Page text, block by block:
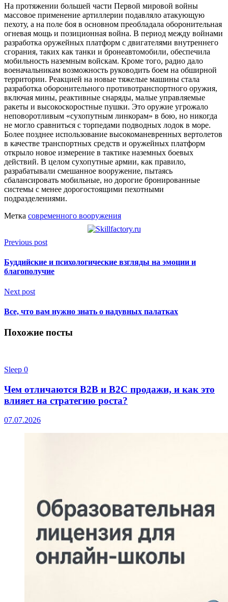
На протяжении большей части Первой мировой войны
массовое применение артиллерии подавляло атакующую
пехоту, а на поле боя в основном преобладала оборонительная
огневая мощь и позиционная война. В период между войнами
разработка оружейных платформ с двигателями внутреннего
сгорания, таких как танки и бронеавтомобили, обеспечила
мобильность наземным войскам. Кроме того, радио дало
военачальникам возможность руководить боем на обширной
территории. Реакцией на новые тяжелые машины стала
разработка оборонительного противотранспортного оружия,
включая мины, реактивные снаряды, малые управляемые
ракеты и высокоскоростные пушки. Это оружие угрожало
неповоротливым «сухопутным линкорам» в бою, но никогда
не могло сравниться с торпедами подводных лодок в море.
Более позднее использование высокоманевренных вертолетов
в качестве транспортных средств и оружейных платформ
открыло новое измерение в тактике наземных боевых
действий. В целом сухопутные армии, как правило,
разрабатывали смешанное вооружение, пытаясь
сбалансировать мобильные, но дорогие бронированные
системы с менее дорогостоящими пехотными
подразделениями.
Метка современного вооружения
Previous post
Буддийские и психологические взгляды на эмоции и
благополучие
Next post
Все, что вам нужно знать о надувных палатках
Похожие посты
Sleep 0
Чем отличаются B2B и B2C продажи, и как это
влияет на стратегию роста?
07.07.2026